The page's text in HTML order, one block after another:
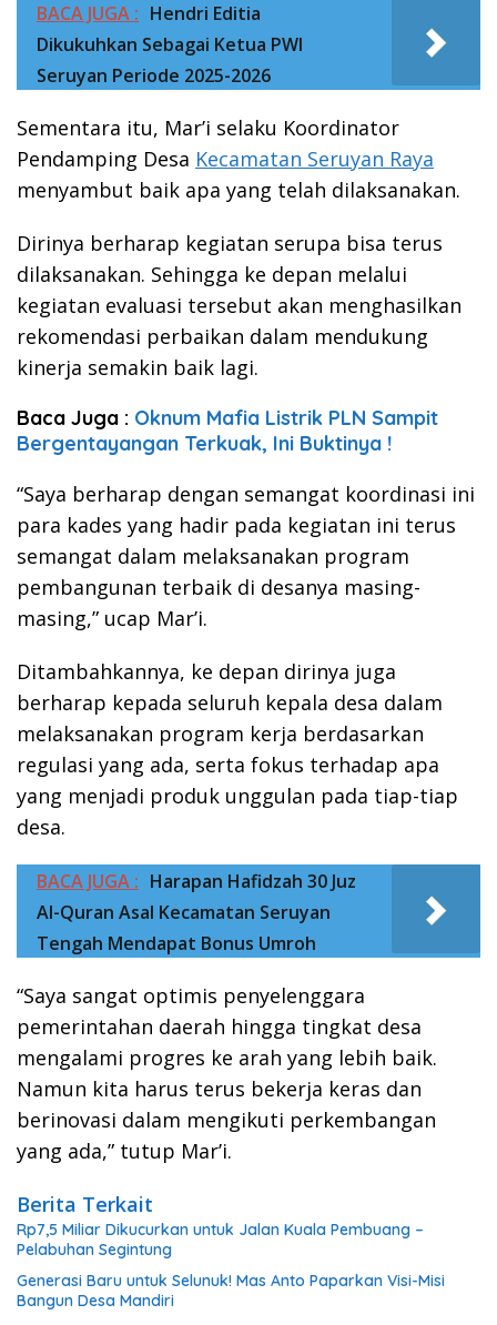
BACA JUGA : Hendri Editia
Dikukuhkan Sebagai Ketua PWI
Seruyan Periode 2025-2026
Sementara itu, Mar’i selaku Koordinator
Pendamping Desa Kecamatan Seruyan Raya
menyambut baik apa yang telah dilaksanakan.
Dirinya berharap kegiatan serupa bisa terus
dilaksanakan. Sehingga ke depan melalui
kegiatan evaluasi tersebut akan menghasilkan
rekomendasi perbaikan dalam mendukung
kinerja semakin baik lagi.
Baca Juga : Oknum Mafia Listrik PLN Sampit
Bergentayangan Terkuak, Ini Buktinya !
“Saya berharap dengan semangat koordinasi ini
para kades yang hadir pada kegiatan ini terus
semangat dalam melaksanakan program
pembangunan terbaik di desanya masing-
masing,” ucap Mar’i.
Ditambahkannya, ke depan dirinya juga
berharap kepada seluruh kepala desa dalam
melaksanakan program kerja berdasarkan
regulasi yang ada, serta fokus terhadap apa
yang menjadi produk unggulan pada tiap-tiap
desa.
BACA JUGA : Harapan Hafidzah 30 Juz
Al-Quran Asal Kecamatan Seruyan
Tengah Mendapat Bonus Umroh
“Saya sangat optimis penyelenggara
pemerintahan daerah hingga tingkat desa
mengalami progres ke arah yang lebih baik.
Namun kita harus terus bekerja keras dan
berinovasi dalam mengikuti perkembangan
yang ada,” tutup Mar’i.
Berita Terkait
Rp7,5 Miliar Dikucurkan untuk Jalan Kuala Pembuang –
Pelabuhan Segintung
Generasi Baru untuk Selunuk! Mas Anto Paparkan Visi-Misi
Bangun Desa Mandiri